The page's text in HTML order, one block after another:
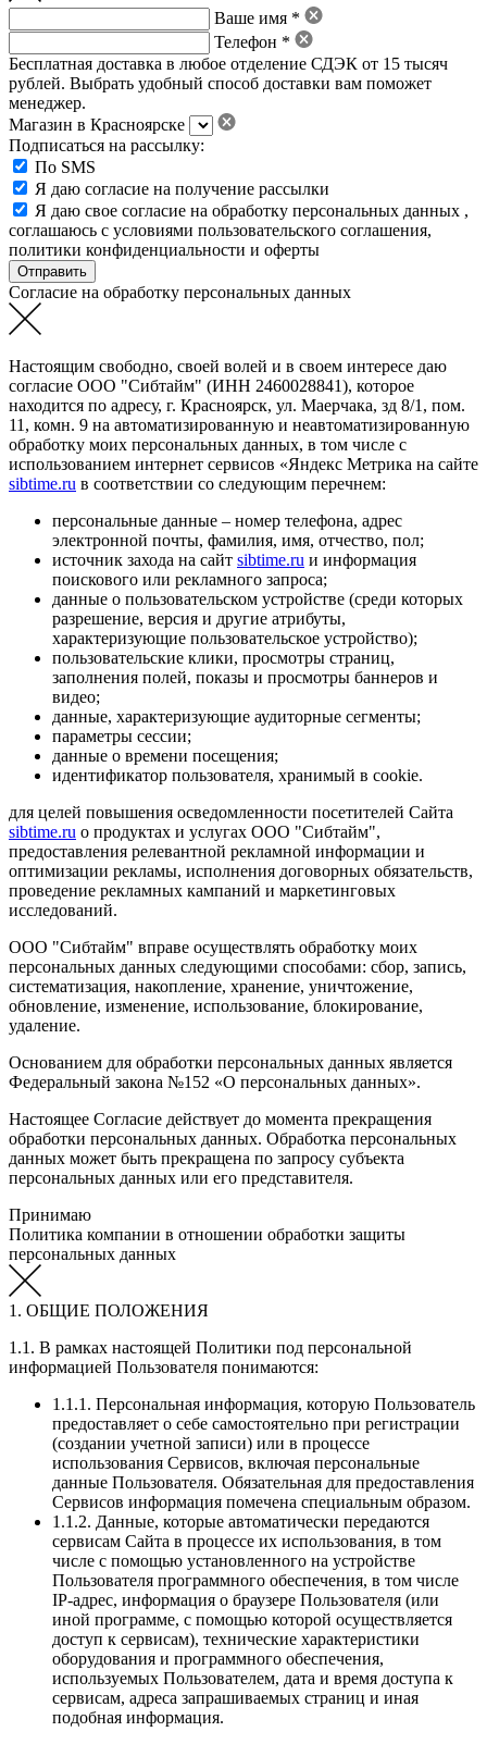
Ваше имя *
Телефон *
Бесплатная доставка в любое отделение СДЭК от 15 тысяч
рублей. Выбрать удобный способ доставки вам поможет
менеджер.
Магазин в Красноярске
Подписаться на рассылку:
По SMS
Я даю согласие на получение рассылки
Я даю свое согласие на обработку персональных данных ,
соглашаюсь с условиями пользовательского соглашения,
политики конфиденциальности и оферты
Согласие на обработку персональных данных
Настоящим свободно, своей волей и в своем интересе даю
согласие ООО "Сибтайм" (ИНН 2460028841), которое
находится по адресу, г. Красноярск, ул. Маерчака, зд 8/1, пом.
11, комн. 9 на автоматизированную и неавтоматизированную
обработку моих персональных данных, в том числе с
использованием интернет сервисов «Яндекс Метрика на сайте
sibtime.ru в соответствии со следующим перечнем:
персональные данные – номер телефона, адрес
электронной почты, фамилия, имя, отчество, пол;
источник захода на сайт sibtime.ru и информация
поискового или рекламного запроса;
данные о пользовательском устройстве (среди которых
разрешение, версия и другие атрибуты,
характеризующие пользовательское устройство);
пользовательские клики, просмотры страниц,
заполнения полей, показы и просмотры баннеров и
видео;
данные, характеризующие аудиторные сегменты;
параметры сессии;
данные о времени посещения;
идентификатор пользователя, хранимый в cookie.
для целей повышения осведомленности посетителей Сайта
sibtime.ru о продуктах и услугах ООО "Сибтайм",
предоставления релевантной рекламной информации и
оптимизации рекламы, исполнения договорных обязательств,
проведение рекламных кампаний и маркетинговых
исследований.
ООО "Сибтайм" вправе осуществлять обработку моих
персональных данных следующими способами: сбор, запись,
систематизация, накопление, хранение, уничтожение,
обновление, изменение, использование, блокирование,
удаление.
Основанием для обработки персональных данных является
Федеральный закона №152 «О персональных данных».
Настоящее Согласие действует до момента прекращения
обработки персональных данных. Обработка персональных
данных может быть прекращена по запросу субъекта
персональных данных или его представителя.
Принимаю
Политика компании в отношении обработки защиты
персональных данных
1. ОБЩИЕ ПОЛОЖЕНИЯ
1.1. В рамках настоящей Политики под персональной
информацией Пользователя понимаются:
1.1.1. Персональная информация, которую Пользователь
предоставляет о себе самостоятельно при регистрации
(создании учетной записи) или в процессе
использования Сервисов, включая персональные
данные Пользователя. Обязательная для предоставления
Сервисов информация помечена специальным образом.
1.1.2. Данные, которые автоматически передаются
сервисам Сайта в процессе их использования, в том
числе с помощью установленного на устройстве
Пользователя программного обеспечения, в том числе
IP-адрес, информация о браузере Пользователя (или
иной программе, с помощью которой осуществляется
доступ к сервисам), технические характеристики
оборудования и программного обеспечения,
используемых Пользователем, дата и время доступа к
сервисам, адреса запрашиваемых страниц и иная
подобная информация.